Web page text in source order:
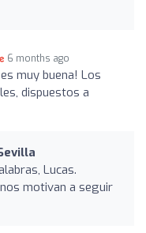
6 months ago
muy buena! Los
dispuestos a
Lucas.
motivan a seguir